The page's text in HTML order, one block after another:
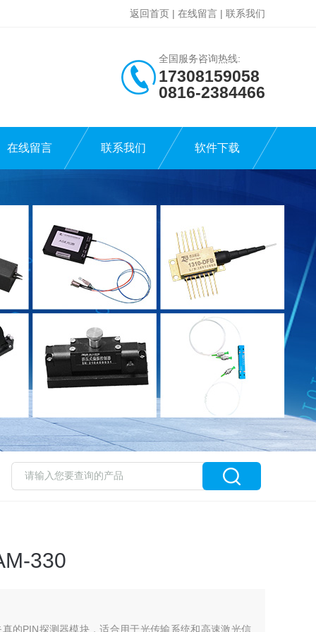
返回首页 | 在线留言 | 联系我们
全国服务咨询热线:
17308159058
0816-2384466
在线留言 联系我们 软件下载
330
的PIN探测器模块，适合用于光传输系统和高速激光信